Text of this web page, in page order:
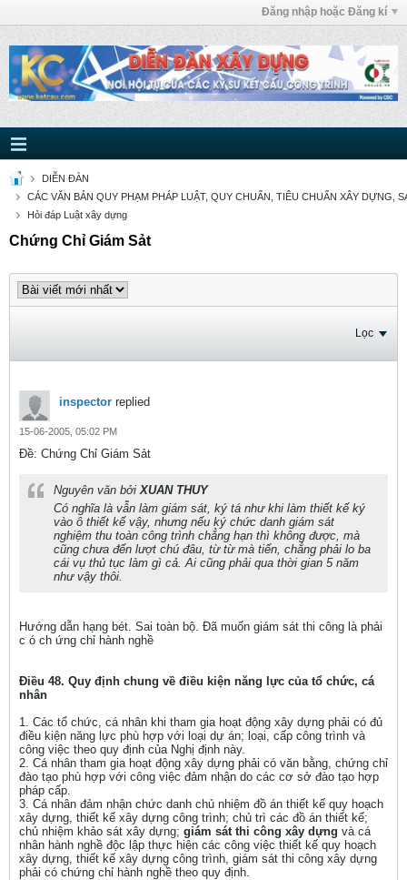
Đăng nhập hoặc Đăng kí
DIỄN ĐÀN
CÁC VĂN BẢN QUY PHẠM PHÁP LUẬT, QUY CHUẨN, TIÊU CHUẨN XÂY DỰNG,
Hỏi đáp Luật xây dựng
Chứng Chỉ Giám Sảt
Lọc
inspector replied
15-06-2005, 05:02 PM
Ðề: Chứng Chỉ Giám Sảt
Nguyên văn bởiXUAN THUY
Có nghĩa là vẫn làm giám sát, ký tá như khi làm thiết kế ký
vào ô thiết kế vậy, nhưng nếu ký chức danh giám sát
nghiệm thu toàn công trình chẳng hạn thì không được, mà
cũng chưa đến lượt chú đâu, từ từ mà tiến, chẳng phải lo ba
cái vụ thủ tục làm gì cả. Ai cũng phải qua thời gian 5 năm
như vậy thôi.
Hướng dẫn hạng bét. Sai toàn bộ. Đã muốn giám sát thi công là phải
c ó ch ứng chỉ hành nghề
Điều 48. Quy định chung về điều kiện năng lực của tổ chức, cá
nhân
1. Các tổ chức, cá nhân khi tham gia hoạt động xây dựng phải có đủ
điều kiện năng lực phù hợp với loại dự án; loại, cấp công trình và
công việc theo quy định của Nghị định này.
2. Cá nhân tham gia hoạt động xây dựng phải có văn bằng, chứng chỉ
đào tạo phù hợp với công việc đảm nhận do các cơ sở đào tạo hợp
pháp cấp.
3. Cá nhân đảm nhận chức danh chủ nhiệm đồ án thiết kế quy hoạch
xây dựng, thiết kế xây dựng công trình; chủ trì các đồ án thiết kế;
chủ nhiệm khảo sát xây dựng; giám sát thi công xây dựng và cá
nhân hành nghề độc lập thực hiện các công việc thiết kế quy hoạch
xây dựng, thiết kế xây dựng công trình, giám sát thi công xây dựng
phải có chứng chỉ hành nghề theo quy định.